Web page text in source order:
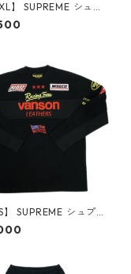
】 SUPREME シュプ
Floral Velour B
Jersey ベースボール
】 SUPREME シュプリ
Leathers 26SS
Black ロンT 黒 【中古